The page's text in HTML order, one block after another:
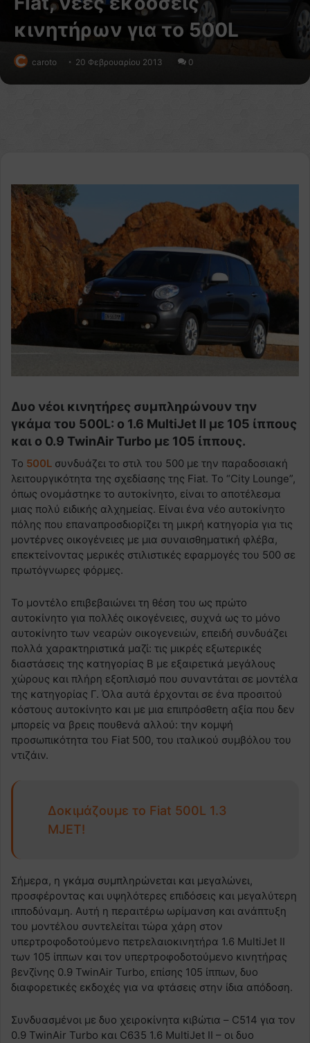
κινητήρων για το 500L
caroto 20 Φεβρουαρίου 2013 0
Δυο νέοι κινητήρες συμπληρώνουν την
γκάμα του 500L: ο 1.6 MultiJet II με 105 ίππους
και ο 0.9 TwinAir Turbo με 105 ίππους.
Το 500L συνδυάζει το στιλ του 500 με την παραδοσιακή
λειτουργικότητα της σχεδίασης της Fiat. Το “City Lounge”,
όπως ονομάστηκε το αυτοκίνητο, είναι το αποτέλεσμα
μιας πολύ ειδικής αλχημείας. Είναι ένα νέο αυτοκίνητο
πόλης που επαναπροσδιορίζει τη μικρή κατηγορία για τις
μοντέρνες οικογένειες με μια συναισθηματική φλέβα,
επεκτείνοντας μερικές στιλιστικές εφαρμογές του 500 σε
πρωτόγνωρες φόρμες.
Το μοντέλο επιβεβαιώνει τη θέση του ως πρώτο
αυτοκίνητο για πολλές οικογένειες, συχνά ως το μόνο
αυτοκίνητο των νεαρών οικογενειών, επειδή συνδυάζει
πολλά χαρακτηριστικά μαζί: τις μικρές εξωτερικές
διαστάσεις της κατηγορίας B με εξαιρετικά μεγάλους
χώρους και πλήρη εξοπλισμό που συναντάται σε μοντέλα
της κατηγορίας Γ. Όλα αυτά έρχονται σε ένα προσιτού
κόστους αυτοκίνητο και με μια επιπρόσθετη αξία που δεν
μπορείς να βρεις πουθενά αλλού: την κομψή
προσωπικότητα του Fiat 500, του ιταλικού συμβόλου του
ντιζάιν.
Δοκιμάζουμε το Fiat 500L 1.3
MJET!
Σήμερα, η γκάμα συμπληρώνεται και μεγαλώνει,
προσφέροντας και υψηλότερες επιδόσεις και μεγαλύτερη
ιπποδύναμη. Αυτή η περαιτέρω ωρίμανση και ανάπτυξη
του μοντέλου συντελείται τώρα χάρη στον
υπερτροφοδοτούμενο πετρελαιοκινητήρα 1.6 MultiJet II
των 105 ίππων και τον υπερτροφοδοτούμενο κινητήρας
βενζίνης 0.9 TwinAir Turbo, επίσης 105 ίππων, δυο
διαφορετικές εκδοχές για να φτάσεις στην ίδια απόδοση.
Συνδυασμένοι με δυο χειροκίνητα κιβώτια – C514 για τον
0.9 TwinAir Turbo και C635 1.6 MultiJet II – οι δυο